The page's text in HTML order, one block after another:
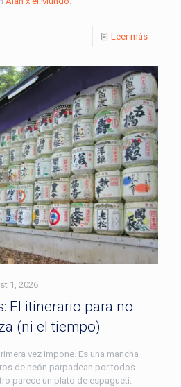
Leer más
1, 2026
El itinerario para no
(ni el tiempo)
vez impone. Es una mancha
de neón parpadean por todos
parece un plato de espagueti.